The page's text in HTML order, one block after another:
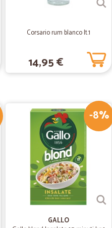
Corsario rum blanco lt.1
14,95 €
-8%
GALLO